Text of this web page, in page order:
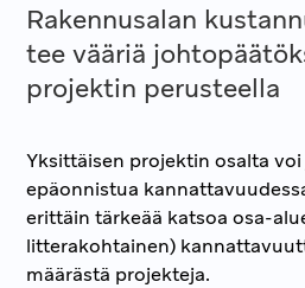
Rakennusalan
tee vääriä
projektin perusteella
Yksittäisen projektin osalta
epäonnistua
erittäin tärkeää katsoa osa-
litterakohtainen)
määrästä projekteja.